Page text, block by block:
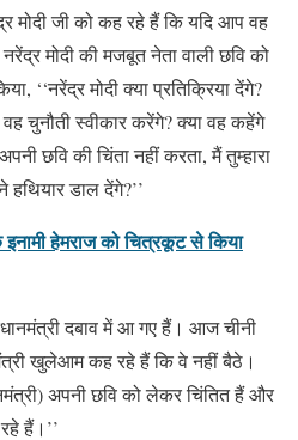
मोदी जी को कह रहे हैं कि यदि आप वह
मोदी की मजबूत नेता वाली छवि को
‘‘नरेंद्र मोदी क्या प्रतिक्रिया देंगे?
चुनौती स्वीकार करेंगे? क्या वह कहेंगे
छवि की चिंता नहीं करता, मैं तुम्हारा
डाल देंगे?’’
हेमराज को चित्रकूट से किया
दबाव में आ गए हैं। आज चीनी
खुलेआम कह रहे हैं कि वे नहीं बैठे।
अपनी छवि को लेकर चिंतित हैं और
हैं।’’